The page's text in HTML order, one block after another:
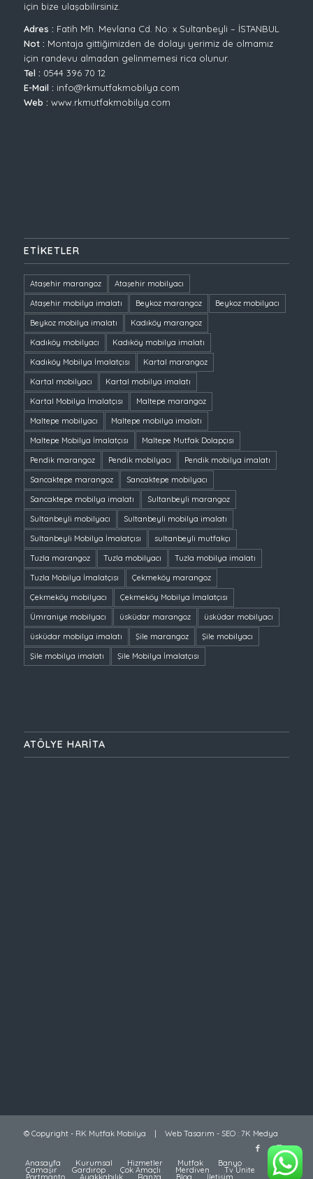
için bize ulaşabilirsiniz.
Adres : Fatih Mh. Mevlana Cd. No: x Sultanbeyli – İSTANBUL
Not : Montaja gittiğimizden de dolayı yerimiz de olmamız
için randevu almadan gelinmemesi rica olunur.
Tel : 0544 396 70 12
E-Mail : info@rkmutfakmobilya.com
Web : www.rkmutfakmobilya.com
ETIKETLER
Ataşehir marangoz
Ataşehir mobilyacı
Ataşehir mobilya imalatı
Beykoz marangoz
Beykoz mobilyacı
Beykoz mobilya imalatı
Kadıköy marangoz
Kadıköy mobilyacı
Kadıköy mobilya imalatı
Kadıköy Mobilya İmalatçısı
Kartal marangoz
Kartal mobilyacı
Kartal mobilya imalatı
Kartal Mobilya İmalatçısı
Maltepe marangoz
Maltepe mobilyacı
Maltepe mobilya imalatı
Maltepe Mobilya İmalatçısı
Maltepe Mutfak Dolapçısı
Pendik marangoz
Pendik mobilyacı
Pendik mobilya imalatı
Sancaktepe marangoz
Sancaktepe mobilyacı
Sancaktepe mobilya imalatı
Sultanbeyli marangoz
Sultanbeyli mobilyacı
Sultanbeyli mobilya imalatı
Sultanbeyli Mobilya İmalatçısı
sultanbeyli mutfakçı
Tuzla marangoz
Tuzla mobilyacı
Tuzla mobilya imalatı
Tuzla Mobilya İmalatçısı
Çekmeköy marangoz
Çekmeköy mobilyacı
Çekmeköy Mobilya İmalatçısı
Ümraniye mobilyacı
üsküdar marangoz
üsküdar mobilyacı
üsküdar mobilya imalatı
Şile marangoz
Şile mobilyacı
Şile mobilya imalatı
Şile Mobilya İmalatçısı
ATÖLYE HARİTA
© Copyright - RK Mutfak Mobilya | Web Tasarım - SEO: 7K Medya
Anasayfa Kurumsal Hizmetler Mutfak Banyo
Çamaşır Gardırop Çok Amaçlı Merdiven Tv Ünite
Portmanto Ayakkabılık Ranza Blog İletişim